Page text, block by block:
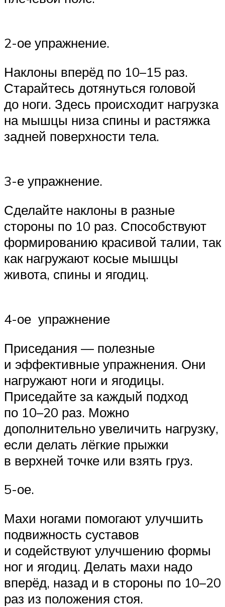
2-ое упражнение.
Наклоны вперёд по 10–15 раз.
Старайтесь дотянуться головой
до ноги. Здесь происходит нагрузка
на мышцы низа спины и растяжка
задней поверхности тела.
3-е упражнение.
Сделайте наклоны в разные
стороны по 10 раз. Способствуют
формированию красивой талии, так
как нагружают косые мышцы
живота, спины и ягодиц.
4-ое упражнение
Приседания — полезные
и эффективные упражнения. Они
нагружают ноги и ягодицы.
Приседайте за каждый подход
по 10–20 раз. Можно
дополнительно увеличить нагрузку,
если делать лёгкие прыжки
в верхней точке или взять груз.
5-ое.
Махи ногами помогают улучшить
подвижность суставов
и содействуют улучшению формы
ног и ягодиц. Делать махи надо
вперёд, назад и в стороны по 10–20
раз из положения стоя.